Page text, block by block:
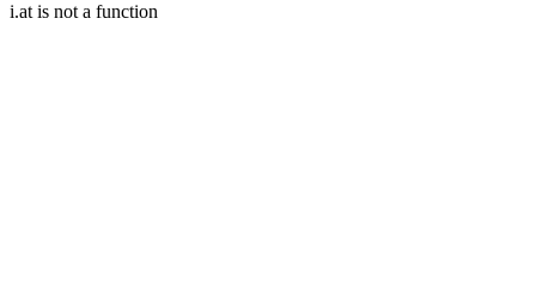
i.at is not a function